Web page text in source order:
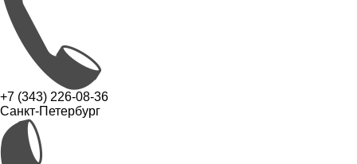
+7 (343) 226-08-36
Санкт-Петербург